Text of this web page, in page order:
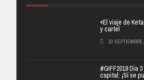
«El viaje de
y cartel
10
#GIFF2019 Día
capital: ¡Sí se